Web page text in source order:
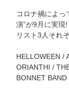
コロナ禍によっ
演”が9月に実現
リスト3人それ
HELLOWEEN /
ORIANTHI /
BONNET BAND